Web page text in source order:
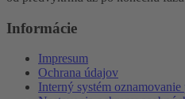
Informácie
Impresum
Ochrana údajov
Interný systém